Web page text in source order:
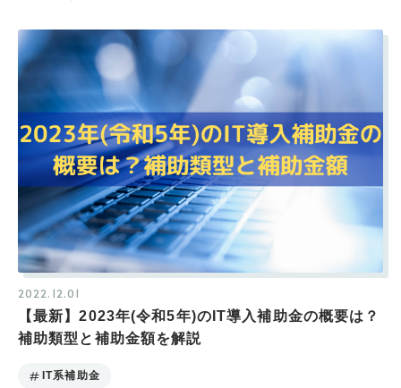
2022.12.01
【最新】2023年(令和5年)のIT導入補助金の概要は？
補助類型と補助金額を解説
IT系補助金